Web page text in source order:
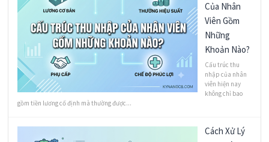
Của Nhân
Viên Gồm
Những
Khoản Nào?
Cấu trúc thu
nhập của nhân
viên hiện nay
không chỉ bao
gồm tiền lương cố định mà thường được...
Cách Xử Lý